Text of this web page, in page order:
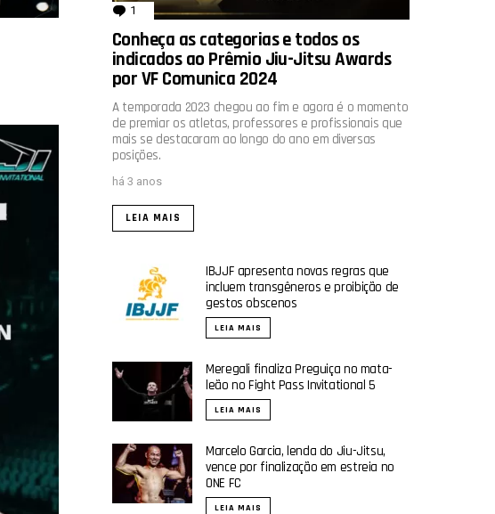
1 comentário
Conheça as categorias e todos os
indicados ao Prêmio Jiu-Jitsu Awards
por VF Comunica 2024
A temporada 2023 chegou ao fim e agora é o momento
de premiar os atletas, professores e profissionais que
mais se destacaram ao longo do ano em diversas
posições.
há 3 anos
LEIA MAIS
IBJJF apresenta novas regras que
incluem transgêneros e proibição de
gestos obscenos
LEIA MAIS
Meregali finaliza Preguiça no mata-
leão no Fight Pass Invitational 5
LEIA MAIS
Marcelo Garcia, lenda do Jiu-Jitsu,
vence por finalização em estreia no
ONE FC
LEIA MAIS